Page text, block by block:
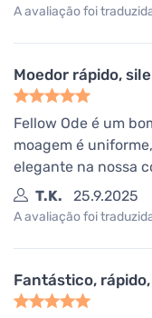
A avaliação foi
Moedor rápido,
Fellow Ode é um
moagem é
elegante na nossa
T.K.
25.9.2025
A avaliação foi
Fantástico,